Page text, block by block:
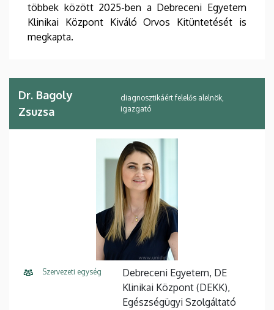
többek között 2025-ben a Debreceni Egyetem
Klinikai Központ Kiváló Orvos Kitüntetését is
megkapta.
Dr. Bagoly
Zsuzsa
diagnosztikáért felelős alelnök,
igazgató
Szervezeti egység
Debreceni Egyetem, DE
Klinikai Központ (DEKK),
Egészségügyi Szolgáltató